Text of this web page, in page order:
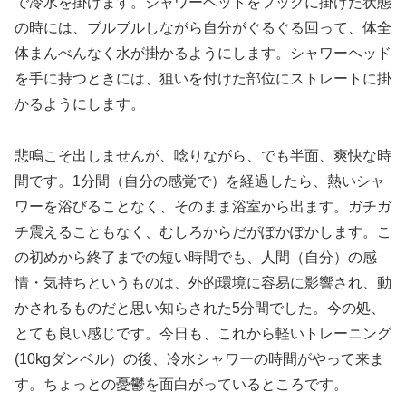
の時には、ブルブルしながら自分がぐるぐる回って、体全
体まんべんなく水が掛かるようにします。シャワーヘッド
を手に持つときには、狙いを付けた部位にストレートに掛
かるようにします。
悲鳴こそ出しませんが、唸りながら、でも半面、爽快な時
間です。1分間（自分の感覚で）を経過したら、熱いシャ
ワーを浴びることなく、そのまま浴室から出ます。ガチガ
チ震えることもなく、むしろからだがぽかぽかします。こ
の初めから終了までの短い時間でも、人間（自分）の感
情・気持ちというものは、外的環境に容易に影響され、動
かされるものだと思い知らされた5分間でした。今の処、
とても良い感じです。今日も、これから軽いトレーニング
(10kgダンベル）の後、冷水シャワーの時間がやって来ま
す。ちょっとの憂鬱を面白がっているところです。